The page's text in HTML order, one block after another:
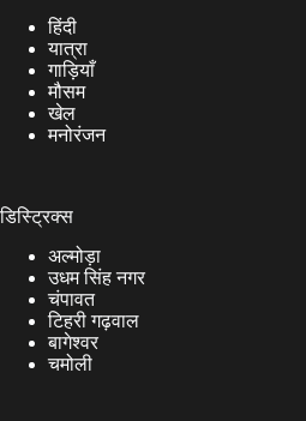
हिंदी
यात्रा
गाड़ियाँ
मौसम
खेल
मनोरंजन
डिस्ट्रिक्स
अल्मोड़ा
उधम सिंह नगर
चंपावत
टिहरी गढ़वाल
बागेश्वर
चमोली